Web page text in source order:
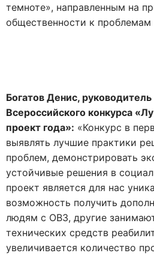
темноте», направленным на
общественности к проблемам
Богатов Денис,
Всероссийского конкурса
проект года»: «Конкурс в
выявлять лучшие практики
проблем, демонстрировать
устойчивые решения в
проект является для нас
возможность получить
людям с ОВЗ, другие
технических средств
увеличивается количество